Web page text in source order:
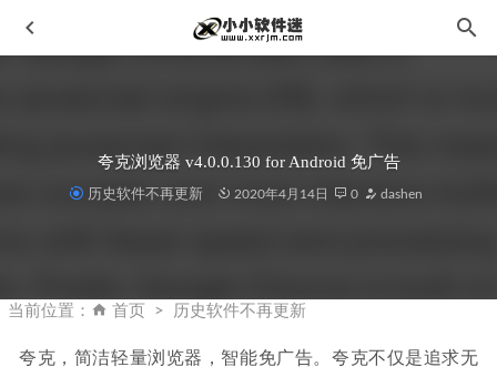
夸克浏览器 v4.0.0.130 for Android 免广告
历史软件不再更新 2020年4月14日 0 dashen
当前位置： 首页 历史软件不再更新
夸克，简洁轻量浏览器，智能免广告。夸克不仅是追求无
用 2025-05-08
Lumion Pro 2024.4.2.0 中文破解版
2025-01-04